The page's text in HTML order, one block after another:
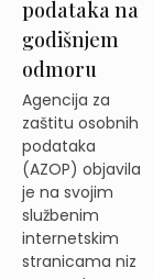
podataka na
godišnjem
odmoru
Agencija za
zaštitu osobnih
podataka
(AZOP) objavila
je na svojim
službenim
internetskim
stranicama niz